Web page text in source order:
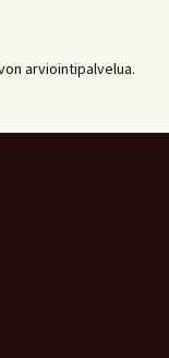
arviointipalvelua.